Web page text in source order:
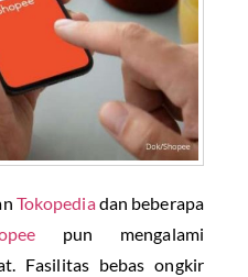
Tokopediadan beberapa
pun mengalami
Fasilitas bebas ongkir